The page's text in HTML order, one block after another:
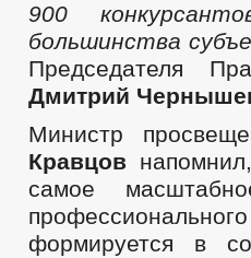
900
большинства
Председателя
Дмитрий
Министр
Кравцов
самое
формируется в